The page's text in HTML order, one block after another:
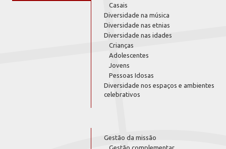
Casais
Diversidade na música
Diversidade nas etnias
Diversidade nas idades
Crianças
Adolescentes
Jovens
Pessoas Idosas
Diversidade nos espaços e ambientes
celebrativos
Gestão da missão